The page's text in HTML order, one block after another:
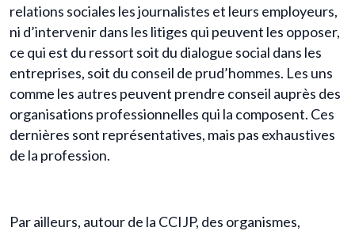
relations sociales les journalistes et leurs employeurs,
ni d’intervenir dans les litiges qui peuvent les opposer,
ce qui est du ressort soit du dialogue social dans les
entreprises, soit du conseil de prud’hommes. Les uns
comme les autres peuvent prendre conseil auprès des
organisations professionnelles qui la composent. Ces
dernières sont représentatives, mais pas exhaustives
de la profession.
Par ailleurs, autour de la CCIJP, des organismes,